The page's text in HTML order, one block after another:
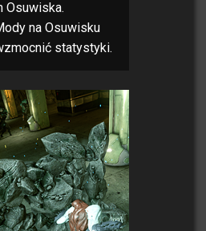
Osuwiska.
na Osuwisku
statystyki.